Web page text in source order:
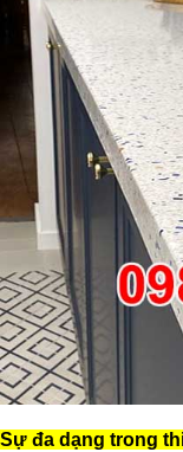
Sự đa dạng trong